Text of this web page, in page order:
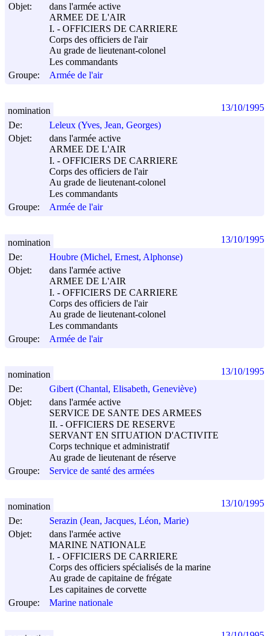
Objet:
dans l'armée active
ARMEE DE L'AIR
I. - OFFICIERS DE CARRIERE
Corps des officiers de l'air
Au grade de lieutenant-colonel
Les commandants
Groupe:
Armée de l'air
De:
Leleux (Yves, Jean, Georges)
Objet:
dans l'armée active
ARMEE DE L'AIR
I. - OFFICIERS DE CARRIERE
Corps des officiers de l'air
Au grade de lieutenant-colonel
Les commandants
Groupe:
Armée de l'air
nomination 13/10/1995
De:
Houbre (Michel, Ernest, Alphonse)
Objet:
dans l'armée active
ARMEE DE L'AIR
I. - OFFICIERS DE CARRIERE
Corps des officiers de l'air
Au grade de lieutenant-colonel
Les commandants
Groupe:
Armée de l'air
nomination 13/10/1995
De:
Gibert (Chantal, Elisabeth, Geneviève)
Objet:
dans l'armée active
SERVICE DE SANTE DES ARMEES
II. - OFFICIERS DE RESERVE
SERVANT EN SITUATION D'ACTIVITE
Corps technique et administratif
Au grade de lieutenant de réserve
Groupe:
Service de santé des armées
nomination 13/10/1995
De:
Serazin (Jean, Jacques, Léon, Marie)
Objet:
dans l'armée active
MARINE NATIONALE
I. - OFFICIERS DE CARRIERE
Corps des officiers spécialisés de la marine
Au grade de capitaine de frégate
Les capitaines de corvette
Groupe:
Marine nationale
nomination 13/10/1995